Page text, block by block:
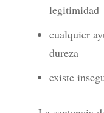
legitimidad
cualquier
dureza
existe